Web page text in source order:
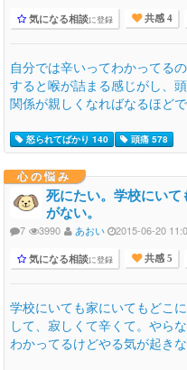
気になる相談に登録 共感 4
自分では辛いってわかってる
すると喉が詰まる感じがし、
関係が親しくなればなるほど
怒られてばかり 140 頭痛 578
心の悩み
死にたい。学校にい
がない。
7 3990 あおい 2015-06-20
気になる相談に登録 共感 5
学校にいても家にいてもどこ
して、寂しくて辛くて。やら
わかってるけどやる気が起き